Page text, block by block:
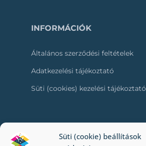
Süti (cookie) beállítások
INFORMÁCIÓK
Általános szerződési feltételek
Adatkezelési tájékoztató
Süti (cookies) kezelési tájékoztató
RÓLUNK